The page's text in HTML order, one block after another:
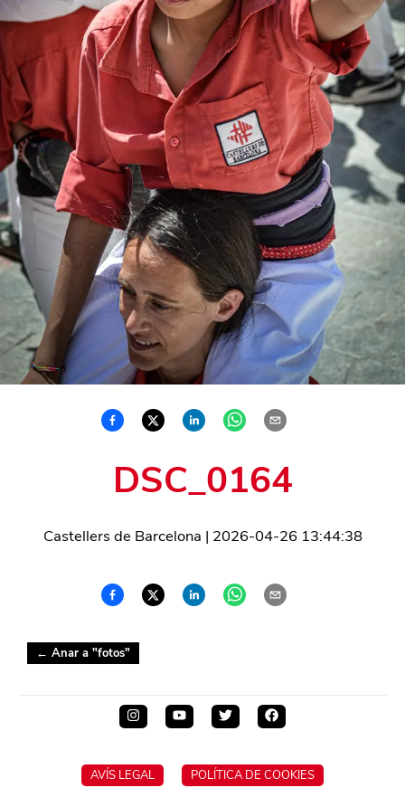
DSC_0164
Castellers de Barcelona | 2026-04-26 13:44:38
← Anar a "fotos"
AVÍS LEGAL POLÍTICA DE COOKIES